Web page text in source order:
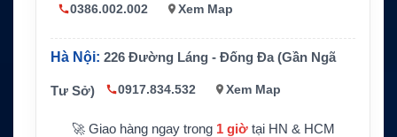
0386.002.002 Xem Map
Hà Nội: 226 Đường Láng - Đống Đa (Gần Ngã
Tư Sở) 0917.834.532 Xem Map
🚀 Giao hàng ngay trong 1 giờtại HN & HCM